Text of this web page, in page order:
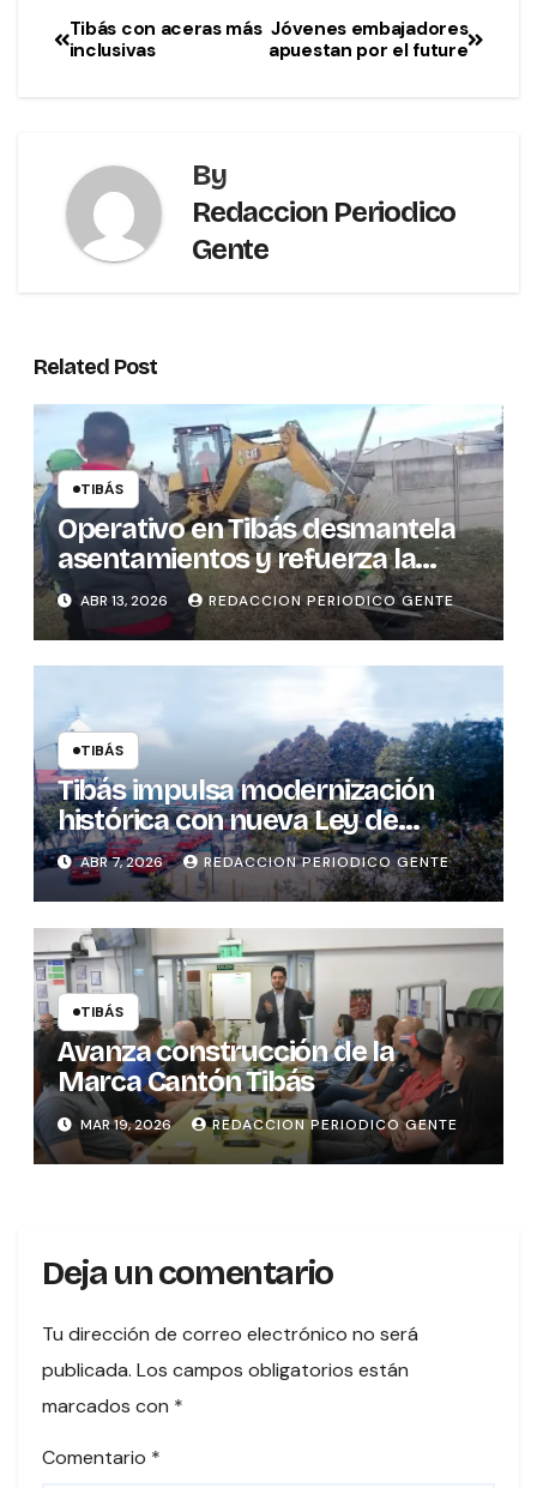
Jóvenes embajadores
apuestan por el future
Tibás con aceras más
inclusivas
By
Redaccion Periodico
Gente
Related Post
TIBÁS
Operativo en Tibás desmantela
asentamientos y refuerza la
seguridad cantonal
ABR 13, 2026 REDACCION PERIODICO GENTE
TIBÁS
Tibás impulsa modernización
histórica con nueva Ley de
Patentes
ABR 7, 2026 REDACCION PERIODICO GENTE
TIBÁS
Avanza construcción de la
Marca Cantón Tibás
MAR 19, 2026 REDACCION PERIODICO GENTE
Deja un comentario
Tu dirección de correo electrónico no será
publicada. Los campos obligatorios están
marcados con *
Comentario *